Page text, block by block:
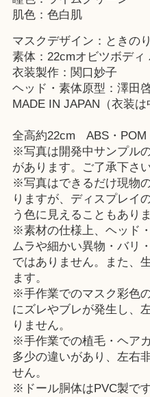
肌色：色白肌
マスクデザイン：ときの
素体：22cmオビツボディ
衣装製作：関口妙子
ヘッド・素体原型：澤田
MADE IN JAPAN（衣装は
全高約22cm ABS・POM
※写真は開発中サンプル
があります。ご了承下さい
※写真はできるだけ現物
りますが、ディスプレイ
う色に見えることもありま
※素材の仕様上、ヘッド
ムラや細かい異物・バリ
ではありません。また、
ます。
※手作業でのマスク彩色
にズレやブレが発生し、
りません。
※手作業での植毛・ヘア
多少の違いがあり、左右
せん。
※ドール胴体はPVC製で